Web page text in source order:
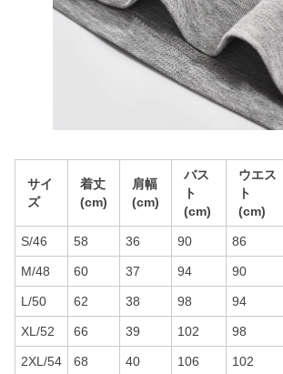
サイ
ズ
着丈
(cm)
肩幅
(cm)
バス
ト
(cm)
ウエス
ト
(cm)
S/46 58 36 90 86
M/48 60 37 94 90
L/50 62 38 98 94
XL/52 66 39 102 98
2XL/54 68 40 106 102